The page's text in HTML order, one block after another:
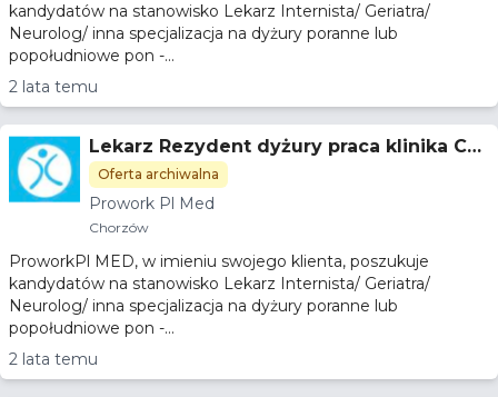
kandydatów na stanowisko Lekarz Internista/ Geriatra/
Neurolog/ inna specjalizacja na dyżury poranne lub
popołudniowe pon -...
2 lata temu
Lekarz Rezydent dyżury praca klinika Ch
orzów
Oferta archiwalna
Prowork Pl Med
Chorzów
ProworkPl MED, w imieniu swojego klienta, poszukuje
kandydatów na stanowisko Lekarz Internista/ Geriatra/
Neurolog/ inna specjalizacja na dyżury poranne lub
popołudniowe pon -...
2 lata temu